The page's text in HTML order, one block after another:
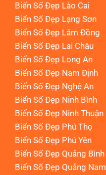
Biển Số Đẹp Lào Cai
Biển Số Đẹp Lạng Sơn
Biển Số Đẹp Lâm Đồng
Biển Số Đẹp Lai Châu
Biển Số Đẹp Long An
Biển Số Đẹp Nam Định
Biển Số Đẹp Nghệ An
Biển Số Đẹp Ninh Bình
Biển Số Đẹp Ninh Thuận
Biển Số Đẹp Phú Thọ
Biển Số Đẹp Phú Yên
Biển Số Đẹp Quảng Bình
Biển Số Đẹp Quảng Nam